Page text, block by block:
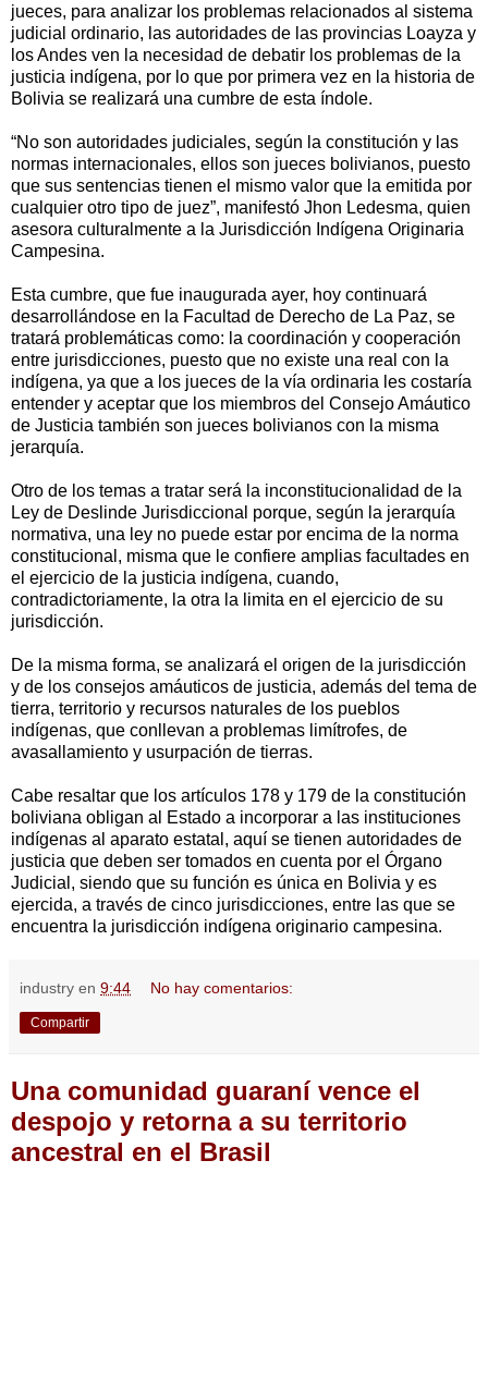
jueces, para analizar los problemas relacionados al sistema
judicial ordinario, las autoridades de las provincias Loayza y
los Andes ven la necesidad de debatir los problemas de la
justicia indígena, por lo que por primera vez en la historia de
Bolivia se realizará una cumbre de esta índole.
“No son autoridades judiciales, según la constitución y las
normas internacionales, ellos son jueces bolivianos, puesto
que sus sentencias tienen el mismo valor que la emitida por
cualquier otro tipo de juez”, manifestó Jhon Ledesma, quien
asesora culturalmente a la Jurisdicción Indígena Originaria
Campesina.
Esta cumbre, que fue inaugurada ayer, hoy continuará
desarrollándose en la Facultad de Derecho de La Paz, se
tratará problemáticas como: la coordinación y cooperación
entre jurisdicciones, puesto que no existe una real con la
indígena, ya que a los jueces de la vía ordinaria les costaría
entender y aceptar que los miembros del Consejo Amáutico
de Justicia también son jueces bolivianos con la misma
jerarquía.
Otro de los temas a tratar será la inconstitucionalidad de la
Ley de Deslinde Jurisdiccional porque, según la jerarquía
normativa, una ley no puede estar por encima de la norma
constitucional, misma que le confiere amplias facultades en
el ejercicio de la justicia indígena, cuando,
contradictoriamente, la otra la limita en el ejercicio de su
jurisdicción.
De la misma forma, se analizará el origen de la jurisdicción
y de los consejos amáuticos de justicia, además del tema de
tierra, territorio y recursos naturales de los pueblos
indígenas, que conllevan a problemas limítrofes, de
avasallamiento y usurpación de tierras.
Cabe resaltar que los artículos 178 y 179 de la constitución
boliviana obligan al Estado a incorporar a las instituciones
indígenas al aparato estatal, aquí se tienen autoridades de
justicia que deben ser tomados en cuenta por el Órgano
Judicial, siendo que su función es única en Bolivia y es
ejercida, a través de cinco jurisdicciones, entre las que se
encuentra la jurisdicción indígena originario campesina.
industry en 9:44 No hay comentarios:
Compartir
Una comunidad guaraní vence el
despojo y retorna a su territorio
ancestral en el Brasil